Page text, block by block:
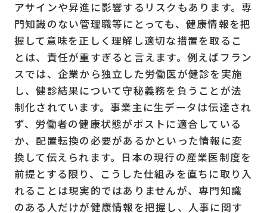
アサインや昇進に影響するリスクもあります。専
門知識のない管理職等にとっても、健康情報を把
握して意味を正しく理解し適切な措置を取るこ
とは、責任が重すぎると言えます。例えばフラン
スでは、企業から独立した労働医が健診を実施
し、健診結果について守秘義務を負うことが法
制化されています。事業主に生データは伝達され
ず、労働者の健康状態がポストに適合している
か、配置転換の必要があるかといった情報に変
換して伝えられます。日本の現行の産業医制度を
前提とする限り、こうした仕組みを直ちに取り入
れることは現実的ではありませんが、専門知識
のある人だけが健康情報を把握し、人事に関す